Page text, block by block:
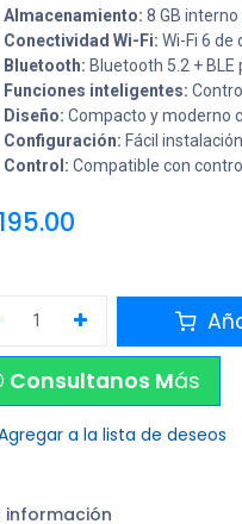
Almacenamiento: 8 GB
Conectividad Wi-Fi: Wi-Fi 6 de
Bluetooth: Bluetooth 5.2 +
Funciones inteligentes:
Diseño: Compacto y moderno
Configuración: Fácil
Control: Compatible con
Consultanos Más
a la lista de deseos
información